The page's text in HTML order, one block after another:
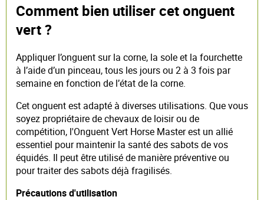
Comment bien utiliser cet onguent
vert ?
Appliquer l’onguent sur la corne, la sole et la fourchette
à l’aide d’un pinceau, tous les jours ou 2 à 3 fois par
semaine en fonction de l’état de la corne.
Cet onguent est adapté à diverses utilisations. Que vous
soyez propriétaire de chevaux de loisir ou de
compétition, l'Onguent Vert Horse Master est un allié
essentiel pour maintenir la santé des sabots de vos
équidés. Il peut être utilisé de manière préventive ou
pour traiter des sabots déjà fragilisés.
Précautions d'utilisation